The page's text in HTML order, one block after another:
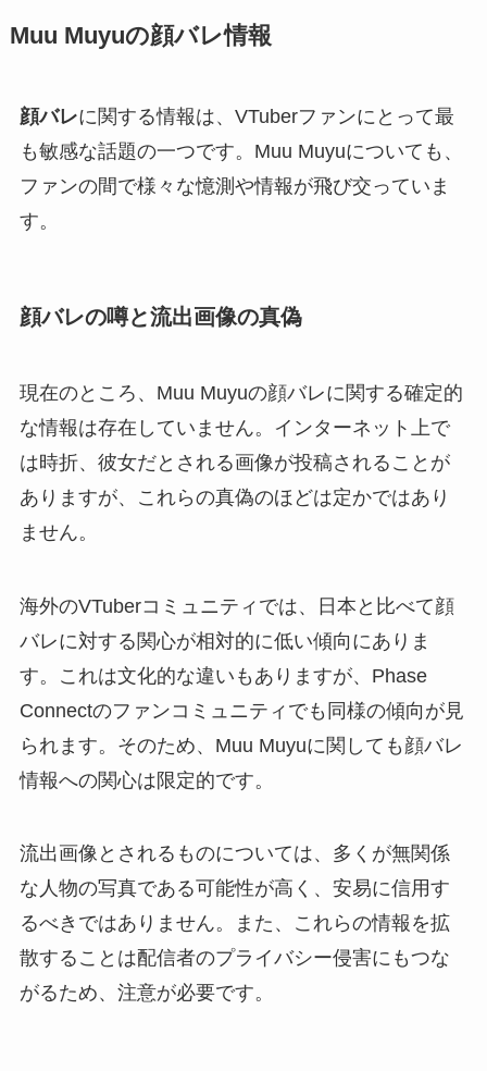
Muu Muyuの顔バレ情報
顔バレに関する情報は、VTuberファンにとって最
も敏感な話題の一つです。Muu Muyuについても、
ファンの間で様々な憶測や情報が飛び交っていま
す。
顔バレの噂と流出画像の真偽
現在のところ、Muu Muyuの顔バレに関する確定的
な情報は存在していません。インターネット上で
は時折、彼女だとされる画像が投稿されることが
ありますが、これらの真偽のほどは定かではあり
ません。
海外のVTuberコミュニティでは、日本と比べて顔
バレに対する関心が相対的に低い傾向にありま
す。これは文化的な違いもありますが、Phase
Connectのファンコミュニティでも同様の傾向が見
られます。そのため、Muu Muyuに関しても顔バレ
情報への関心は限定的です。
流出画像とされるものについては、多くが無関係
な人物の写真である可能性が高く、安易に信用す
るべきではありません。また、これらの情報を拡
散することは配信者のプライバシー侵害にもつな
がるため、注意が必要です。